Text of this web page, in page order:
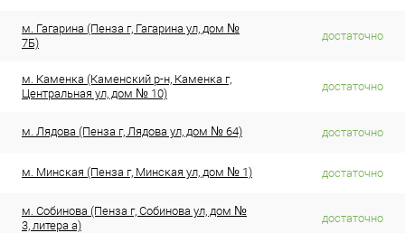
м. Гагарина (Пенза г, Гагарина ул, дом №
7Б)
достаточно
м. Каменка (Каменский р-н, Каменка г,
Центральная ул, дом № 10)
достаточно
м. Лядова (Пенза г, Лядова ул, дом № 64) достаточно
м. Минская (Пенза г, Минская ул, дом № 1) достаточно
м. Собинова (Пенза г, Собинова ул, дом №
3, литера а)
достаточно